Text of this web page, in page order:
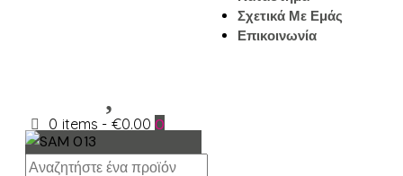
Σχετικά Με Εμάς
Επικοινωνία
0 items - €0.00 0